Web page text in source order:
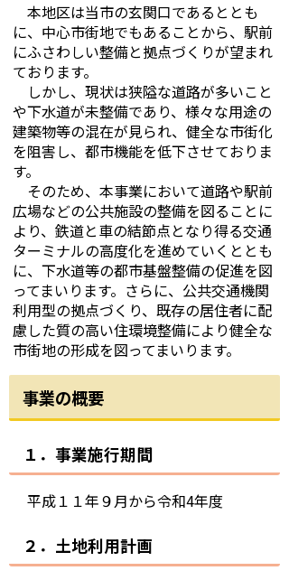
本地区は当市の玄関口であるととも
に、中心市街地でもあることから、駅前
にふさわしい整備と拠点づくりが望まれ
ております。
しかし、現状は狭隘な道路が多いこと
や下水道が未整備であり、様々な用途の
建築物等の混在が見られ、健全な市街化
を阻害し、都市機能を低下させておりま
す。
そのため、本事業において道路や駅前
広場などの公共施設の整備を図ることに
より、鉄道と車の結節点となり得る交通
ターミナルの高度化を進めていくととも
に、下水道等の都市基盤整備の促進を図
ってまいります。さらに、公共交通機関
利用型の拠点づくり、既存の居住者に配
慮した質の高い住環境整備により健全な
市街地の形成を図ってまいります。
事業の概要
１．事業施行期間
平成１１年９月から令和4年度
２．土地利用計画